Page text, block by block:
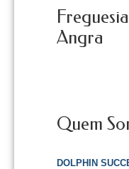
Angra
Quem
DOLPHIN